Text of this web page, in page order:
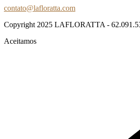
contato@lafloratta.com
Copyright 2025 LAFLORATTA -
Aceitamos